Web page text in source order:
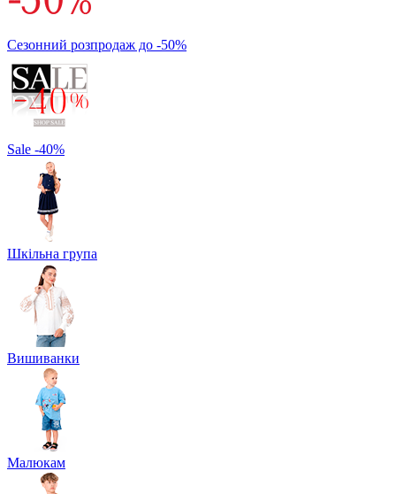
Сезонний розпродаж до -50%
Sale -40%
Шкільна група
Вишиванки
Малюкам